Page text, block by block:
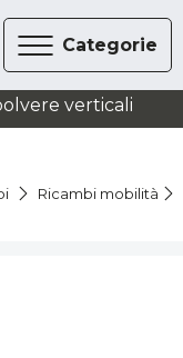
Categorie
verticali
Ricambi mobilità